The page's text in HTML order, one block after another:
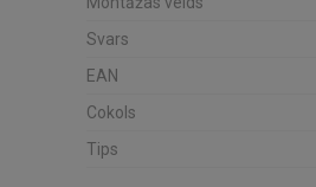
Svars
EAN
Cokols
Tips